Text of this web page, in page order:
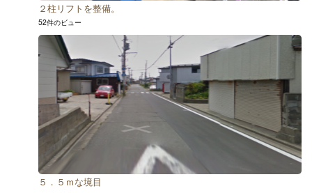
２柱リフトを整備。
52件のビュー
５．５ｍな境目